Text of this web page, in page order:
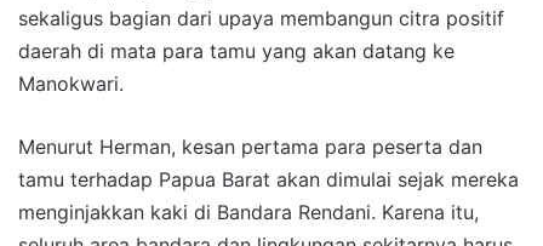
sekaligus bagian dari upaya membangun citra positif
daerah di mata para tamu yang akan datang ke
Manokwari.
Menurut Herman, kesan pertama para peserta dan
tamu terhadap Papua Barat akan dimulai sejak mereka
menginjakkan kaki di Bandara Rendani. Karena itu,